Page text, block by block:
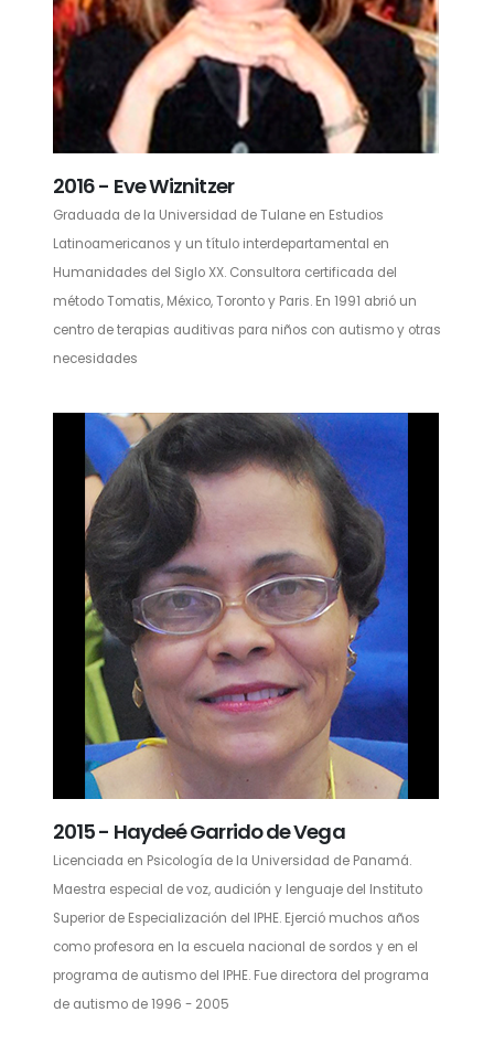
2016 - Eve Wiznitzer
Graduada de la Universidad de Tulane en Estudios
Latinoamericanos y un título interdepartamental en
Humanidades del Siglo XX. Consultora certificada del
método Tomatis, México, Toronto y Paris. En 1991 abrió un
centro de terapias auditivas para niños con autismo y otras
necesidades
2015 - Haydeé Garrido de Vega
Licenciada en Psicología de la Universidad de Panamá.
Maestra especial de voz, audición y lenguaje del Instituto
Superior de Especialización del IPHE. Ejerció muchos años
como profesora en la escuela nacional de sordos y en el
programa de autismo del IPHE. Fue directora del programa
de autismo de 1996 - 2005